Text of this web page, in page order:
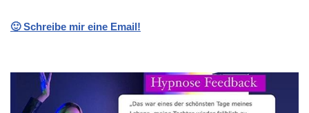
🙂 Schreibe mir eine Email!